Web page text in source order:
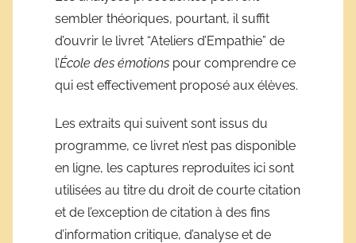
sembler théoriques, pourtant, il suffit
d’ouvrir le livret “Ateliers d’Empathie” de
l’École des émotions pour comprendre ce
qui est effectivement proposé aux élèves.
Les extraits qui suivent sont issus du
programme, ce livret n’est pas disponible
en ligne, les captures reproduites ici sont
utilisées au titre du droit de courte citation
et de l’exception de citation à des fins
d’information critique, d’analyse et de